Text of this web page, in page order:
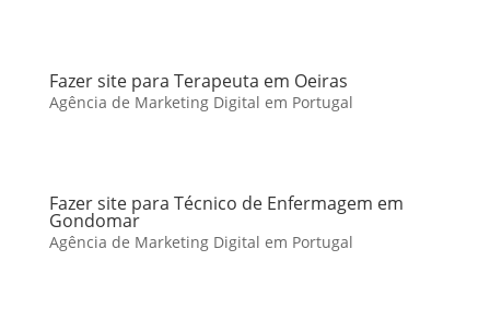
Fazer site para Terapeuta em Oeiras
Agência de Marketing Digital em Portugal
Fazer site para Técnico de Enfermagem em
Gondomar
Agência de Marketing Digital em Portugal